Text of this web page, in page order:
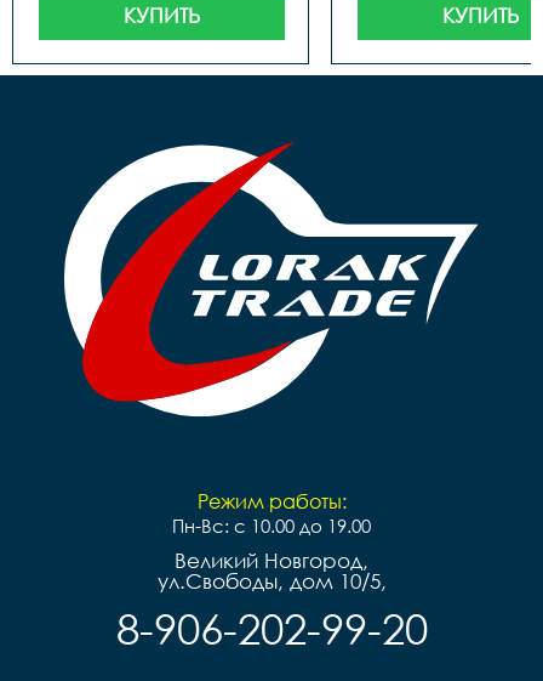
КУПИТЬ КУПИТЬ
Режим работы:
Пн-Вс: с 10.00 до 19.00
Великий Новгород,
ул.Свободы, дом 10/5,
8-906-202-99-20